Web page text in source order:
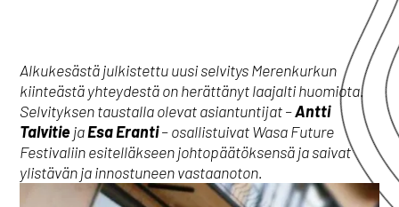
Alkukesästä julkistettu uusi selvitys Merenkurkun
kiinteästä yhteydestä on herättänyt laajalti huomiota.
Selvityksen taustalla olevat asiantuntijat –Antti
TalvitiejaEsa Eranti– osallistuivat Wasa Future
Festivaliin esitelläkseen johtopäätöksensä ja saivat
ylistävän ja innostuneen vastaanoton.